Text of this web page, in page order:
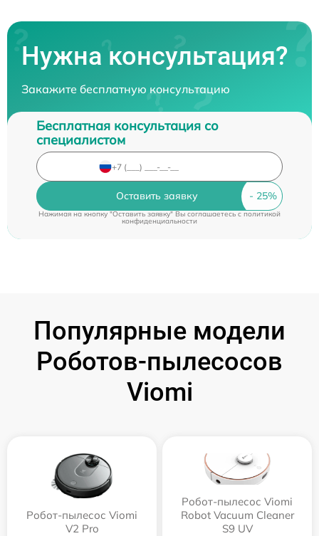
Нужна консультация?
Закажите бесплатную консультацию
Бесплатная консультация со
специалистом
Оставить заявку
Нажимая на кнопку "Оставить заявку" Вы соглашаетесь c политикой
конфиденциальности
Популярные модели
Роботов-пылесосов
Viomi
Робот-пылесос Viomi
V2 Pro
Робот-пылесос Viomi
Robot Vacuum Cleaner
S9 UV